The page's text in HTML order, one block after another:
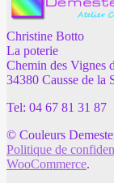
Christine Botto
La poterie
Chemin des Vignes
34380 Causse de la
Tel: 04 67 81 31 87
© Couleurs
Politique de
WooCommerce.